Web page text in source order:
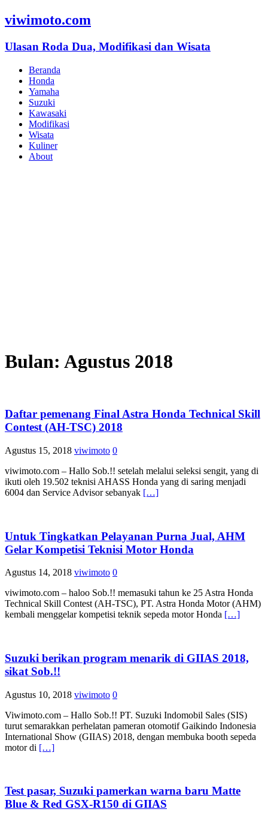
viwimoto.com
Ulasan Roda Dua, Modifikasi dan Wisata
Beranda
Honda
Yamaha
Suzuki
Kawasaki
Modifikasi
Wisata
Kuliner
About
Bulan: Agustus 2018
Daftar pemenang Final Astra Honda Technical Skill
Contest (AH-TSC) 2018
Agustus 15, 2018 viwimoto 0
viwimoto.com – Hallo Sob.!! setelah melalui seleksi sengit, yang di
ikuti oleh 19.502 teknisi AHASS Honda yang di saring menjadi
6004 dan Service Advisor sebanyak […]
Untuk Tingkatkan Pelayanan Purna Jual, AHM
Gelar Kompetisi Teknisi Motor Honda
Agustus 14, 2018 viwimoto 0
viwimoto.com – haloo Sob.!! memasuki tahun ke 25 Astra Honda
Technical Skill Contest (AH-TSC), PT. Astra Honda Motor (AHM)
kembali menggelar kompetisi teknik sepeda motor Honda […]
Suzuki berikan program menarik di GIIAS 2018,
sikat Sob.!!
Agustus 10, 2018 viwimoto 0
Viwimoto.com – Hallo Sob.!! PT. Suzuki Indomobil Sales (SIS)
turut semarakkan perhelatan pameran otomotif Gaikindo Indonesia
International Show (GIIAS) 2018, dengan membuka booth sepeda
motor di […]
Test pasar, Suzuki pamerkan warna baru Matte
Blue & Red GSX-R150 di GIIAS